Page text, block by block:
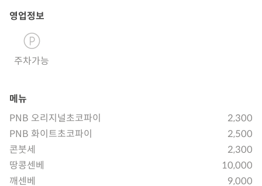
영업정보
주차가능
메뉴
PNB 오리지널초코파이
2,300
PNB 화이트초코파이
2,500
콘붓세
2,300
땅콩센베
10,000
깨센베
9,000